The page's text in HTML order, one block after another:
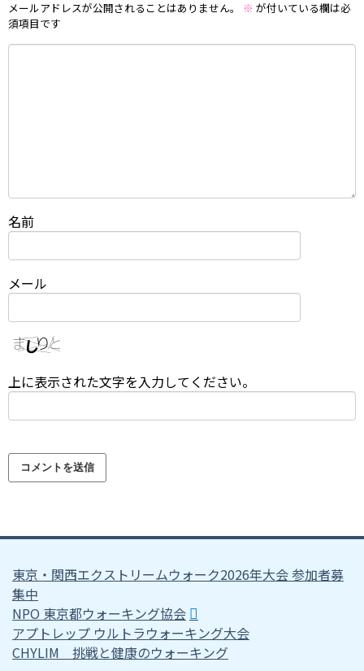
メールアドレスが公開されることはありません。 ※ が付いている欄は必
須項目です
名前
メール
上に表示された文字を入力してください。
東京・関西エクストリームウォーク2026年大会 参加者募
集中
NPO 東京都ウォーキング協会
アプトレップ ウルトラウォーキング大会
CHYLIM 挑戦と健康のウォーキング